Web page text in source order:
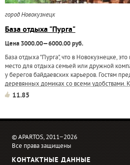
город Новокузнецк
База отдыха "Пурга"
Цена 3000.00—6000.00 руб.
База отдыха "Пурга", что в Новокузнецке,
место для отдыха семьей или дружной
у берегов байдаевских карьеров. Гостям
деревянных домиках со всеми удобствами.
ресторан...
11.85
© APARTOS, 2011−2026
Все права защищены
КОНТАКТНЫЕ ДАННЫЕ